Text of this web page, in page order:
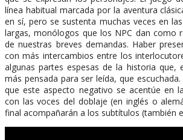
línea habitual marcada por la aventura
en sí, pero se sustenta muchas veces en
largas, monólogos que los NPC dan como
de nuestras breves demandas. Haber
con más intercambios entre los
algunas partes espesas de la historia que,
más pensada para ser leída, que
que este aspecto negativo se acentúe en
con las voces del doblaje (en inglés o
final acompañarán a los subtítulos (también